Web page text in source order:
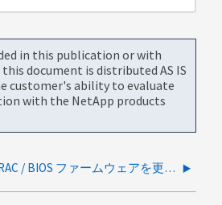
in this publication or with
document is distributed AS IS
customer's ability to evaluate
with the NetApp products
SF シリーズノードで IDRAC / BIOS ファームウェアを更新する方法